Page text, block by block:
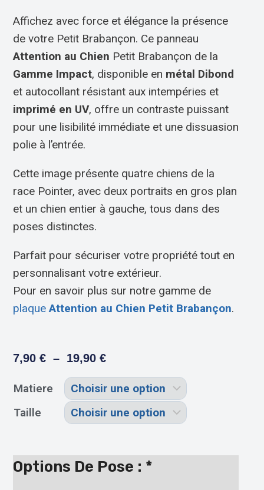
Affichez avec force et élégance la présence
de votre Petit Brabançon. Ce panneau
Attention au Chien Petit Brabançon de la
Gamme Impact, disponible en métal Dibond
et autocollant résistant aux intempéries et
imprimé en UV, offre un contraste puissant
pour une lisibilité immédiate et une dissuasion
polie à l’entrée.
Cette image présente quatre chiens de la
race Pointer, avec deux portraits en gros plan
et un chien entier à gauche, tous dans des
poses distinctes.
Parfait pour sécuriser votre propriété tout en
personnalisant votre extérieur.
Pour en savoir plus sur notre gamme de
plaqueAttention au Chien Petit Brabançon.
7,90€ – 19,90€
Matiere
Taille
Options De Pose : *